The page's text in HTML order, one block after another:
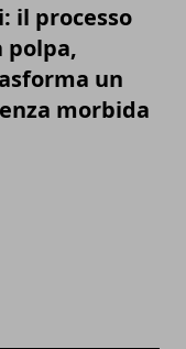
il processo
polpa,
un
morbida